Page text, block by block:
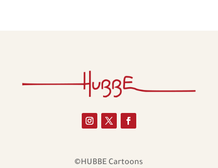
©HUBBE Cartoons